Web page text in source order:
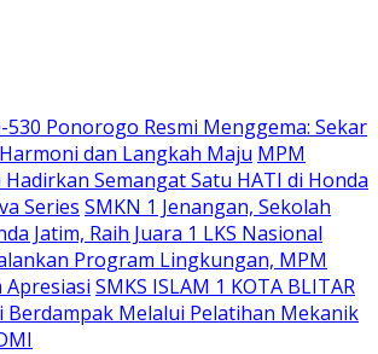
530 Ponorogo Resmi Menggema: Sekar
dan Langkah Maju MPM
Hadirkan Semangat Satu HATI di Honda
Series SMKN 1 Jenangan, Sekolah
Jatim, Raih Juara 1 LKS Nasional
Program Lingkungan, MPM
Apresiasi SMKS ISLAM 1 KOTA BLITAR
Berdampak Melalui Pelatihan Mekanik